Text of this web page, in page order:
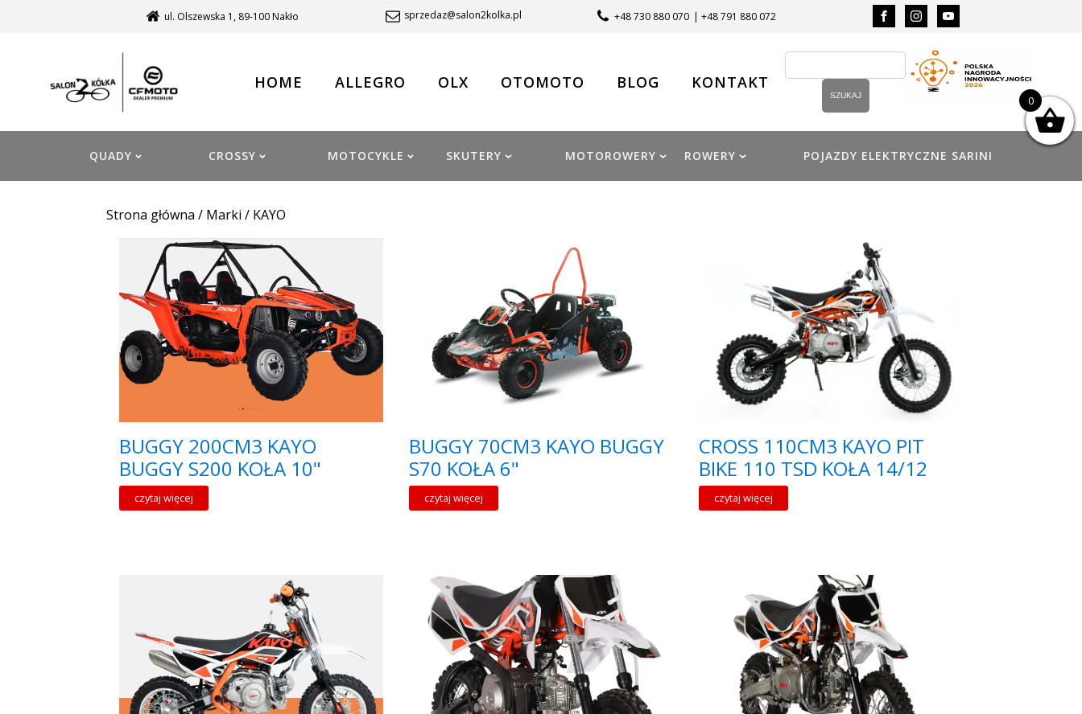
ul. Olszewska 1, 89-100 Nakło sprzedaz@salon2kolka.pl +48 730 880 070 | +48 791 880 072
HOME ALLEGRO OLX OTOMOTO BLOG KONTAKT
QUADY CROSSY MOTOCYKLE SKUTERY MOTOROWERY ROWERY POJAZDY ELEKTRYCZNE SARINI
Strona główna / Marki / KAYO
BUGGY 200CM3 KAYO
BUGGY S200 KOŁA 10"
czytaj więcej
BUGGY 70CM3 KAYO BUGGY
S70 KOŁA 6"
czytaj więcej
CROSS 110CM3 KAYO PIT
BIKE 110 TSD KOŁA 14/12
czytaj więcej
0